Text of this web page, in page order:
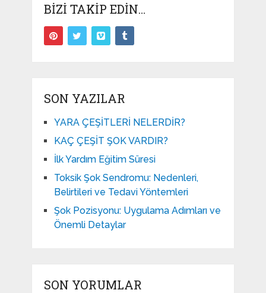
BIZI TAKIP EDIN…
SON YAZILAR
YARA ÇEŞİTLERİ NELERDİR?
KAÇ ÇEŞİT ŞOK VARDIR?
İlk Yardım Eğitim Süresi
Toksik Şok Sendromu: Nedenleri,
Belirtileri ve Tedavi Yöntemleri
Şok Pozisyonu: Uygulama Adımları ve
Önemli Detaylar
SON YORUMLAR